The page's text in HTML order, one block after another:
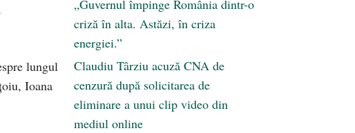
lungul
Ioana
„Guvernul împinge România dintr-o
criză în alta. Astăzi, în criza
energiei.”
Claudiu Târziu acuză CNA de
cenzură după solicitarea de
eliminare a unui clip video din
mediul online